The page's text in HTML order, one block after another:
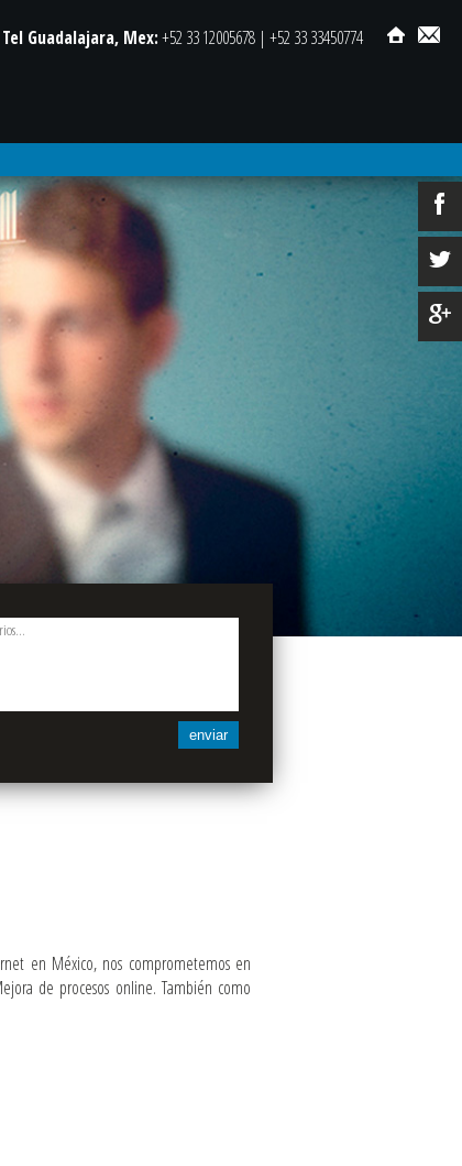
Tel Guadalajara, Mex:+52 33 12005678 | +52 33 33450774
enviar
en México, nos comprometemos en
de procesos online. También como